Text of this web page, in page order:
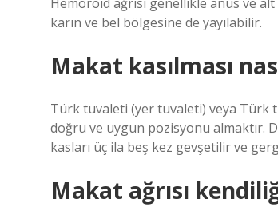
karın ve bel bölgesine de yayılabilir.
Makat kasılması
Türk tuvaleti (yer tuvaleti) veya Türk
doğru ve uygun pozisyonu almaktır.
kasları üç ila beş kez gevşetilir ve
Makat ağrısı